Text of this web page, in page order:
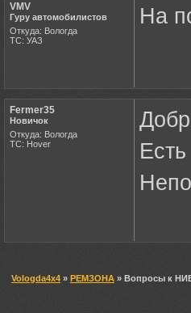
VMV
Гуру автомобилистов
Откуда: Вологда
ТС: УАЗ
На
Fermer35
Новичок
Откуда: Вологда
ТС: Hover
Vologda4x4 » РЕМЗОНА » Вопросы к